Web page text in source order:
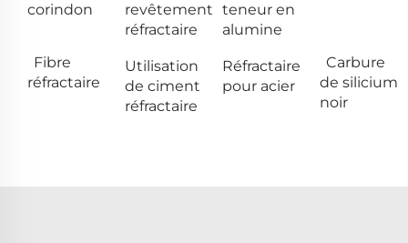
corindon
revêtement
réfractaire
teneur en
alumine
Fibre
réfractaire
Utilisation
de ciment
réfractaire
Réfractaire
pour acier
Carbure
de silicium
noir